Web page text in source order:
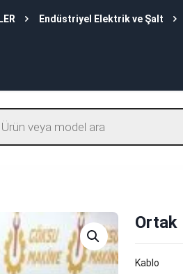
Endüstriyel Elektrik ve Şalt
Ortak
Kablo